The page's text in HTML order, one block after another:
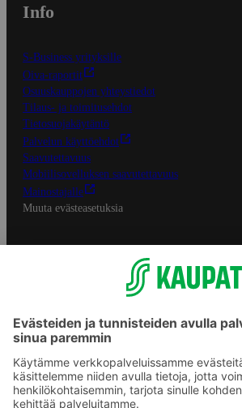
Info
S-Business yrityksille
Oiva-raportit
Osuuskauppojen yhteystiedot
Tilaus- ja toimitusehdot
Tietosuojakäytäntö
Palvelun käyttöehdot
Saavutettavuus
Mobiilisovelluksen saavutettavuus
Mainostajalle
Muuta evästeasetuksia
S-ryhmän palvelut
S-ryhmä
Asiakasomistajuus
S-ostoslista -sovellus
Prisma.fi